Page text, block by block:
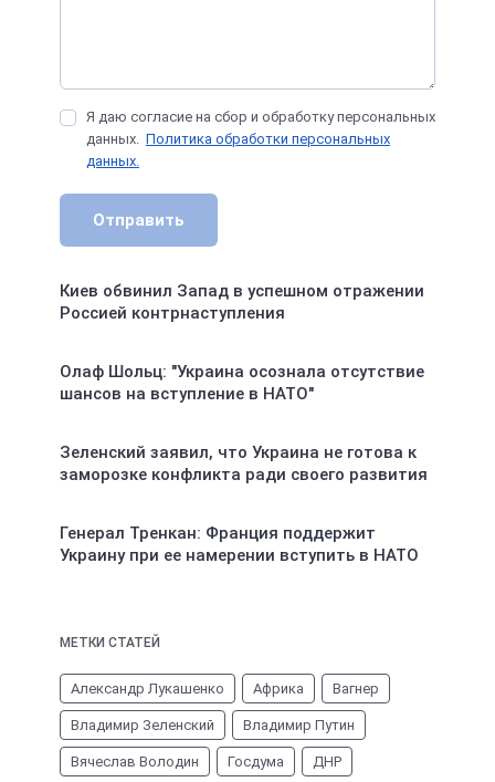
Я даю согласие на сбор и обработку персональных
данных. Политика обработки персональных
данных.
Отправить
Киев обвинил Запад в успешном отражении
Россией контрнаступления
Олаф Шольц: "Украина осознала отсутствие
шансов на вступление в НАТО"
Зеленский заявил, что Украина не готова к
заморозке конфликта ради своего развития
Генерал Тренкан: Франция поддержит
Украину при ее намерении вступить в НАТО
МЕТКИ СТАТЕЙ
Александр Лукашенко Африка Вагнер
Владимир Зеленский Владимир Путин
Вячеслав Володин Госдума ДНР